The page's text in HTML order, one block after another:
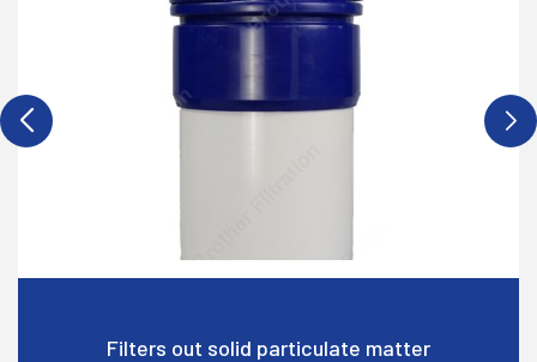
Filters out solid particulate matter